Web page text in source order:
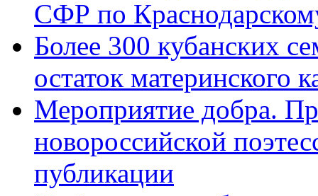
СФР по
Более 300 кубанских
остаток материнского
Мероприятие добра.
новороссийской
публикации